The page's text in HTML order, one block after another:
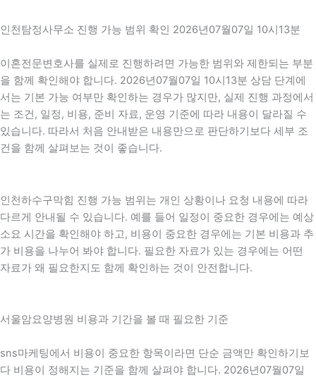
인천탐정사무소 진행 가능 범위 확인 2026년07월07일 10시13분
이혼전문변호사를 실제로 진행하려면 가능한 범위와 제한되는 부분
을 함께 확인해야 합니다. 2026년07월07일 10시13분 상담 단계에
서는 기본 가능 여부만 확인하는 경우가 많지만, 실제 진행 과정에서
는 조건, 일정, 비용, 준비 자료, 운영 기준에 따라 내용이 달라질 수
있습니다. 따라서 처음 안내받은 내용만으로 판단하기보다 세부 조
건을 함께 살펴보는 것이 좋습니다.
인천하수구막힘 진행 가능 범위는 개인 상황이나 요청 내용에 따라
다르게 안내될 수 있습니다. 예를 들어 일정이 중요한 경우에는 예상
소요 시간을 확인해야 하고, 비용이 중요한 경우에는 기본 비용과 추
가 비용을 나누어 봐야 합니다. 필요한 자료가 있는 경우에는 어떤
자료가 왜 필요한지도 함께 확인하는 것이 안전합니다.
서울암요양병원 비용과 기간을 볼 때 필요한 기준
sns마케팅에서 비용이 중요한 항목이라면 단순 금액만 확인하기보
다 비용이 정해지는 기준을 함께 살펴야 합니다. 2026년07월07일